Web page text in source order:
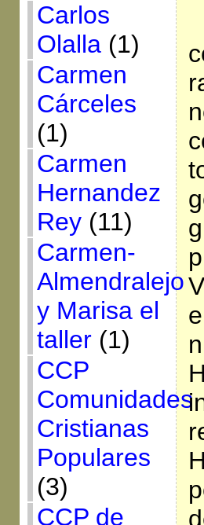
Carlos
Olalla(1)
Carmen
Cárceles
(1)
Carmen
Hernandez
Rey(11)
Carmen-
Almendralejo
y Marisa el
taller(1)
CCP
Comunidades
Cristianas
Populares
(3)
CCP de